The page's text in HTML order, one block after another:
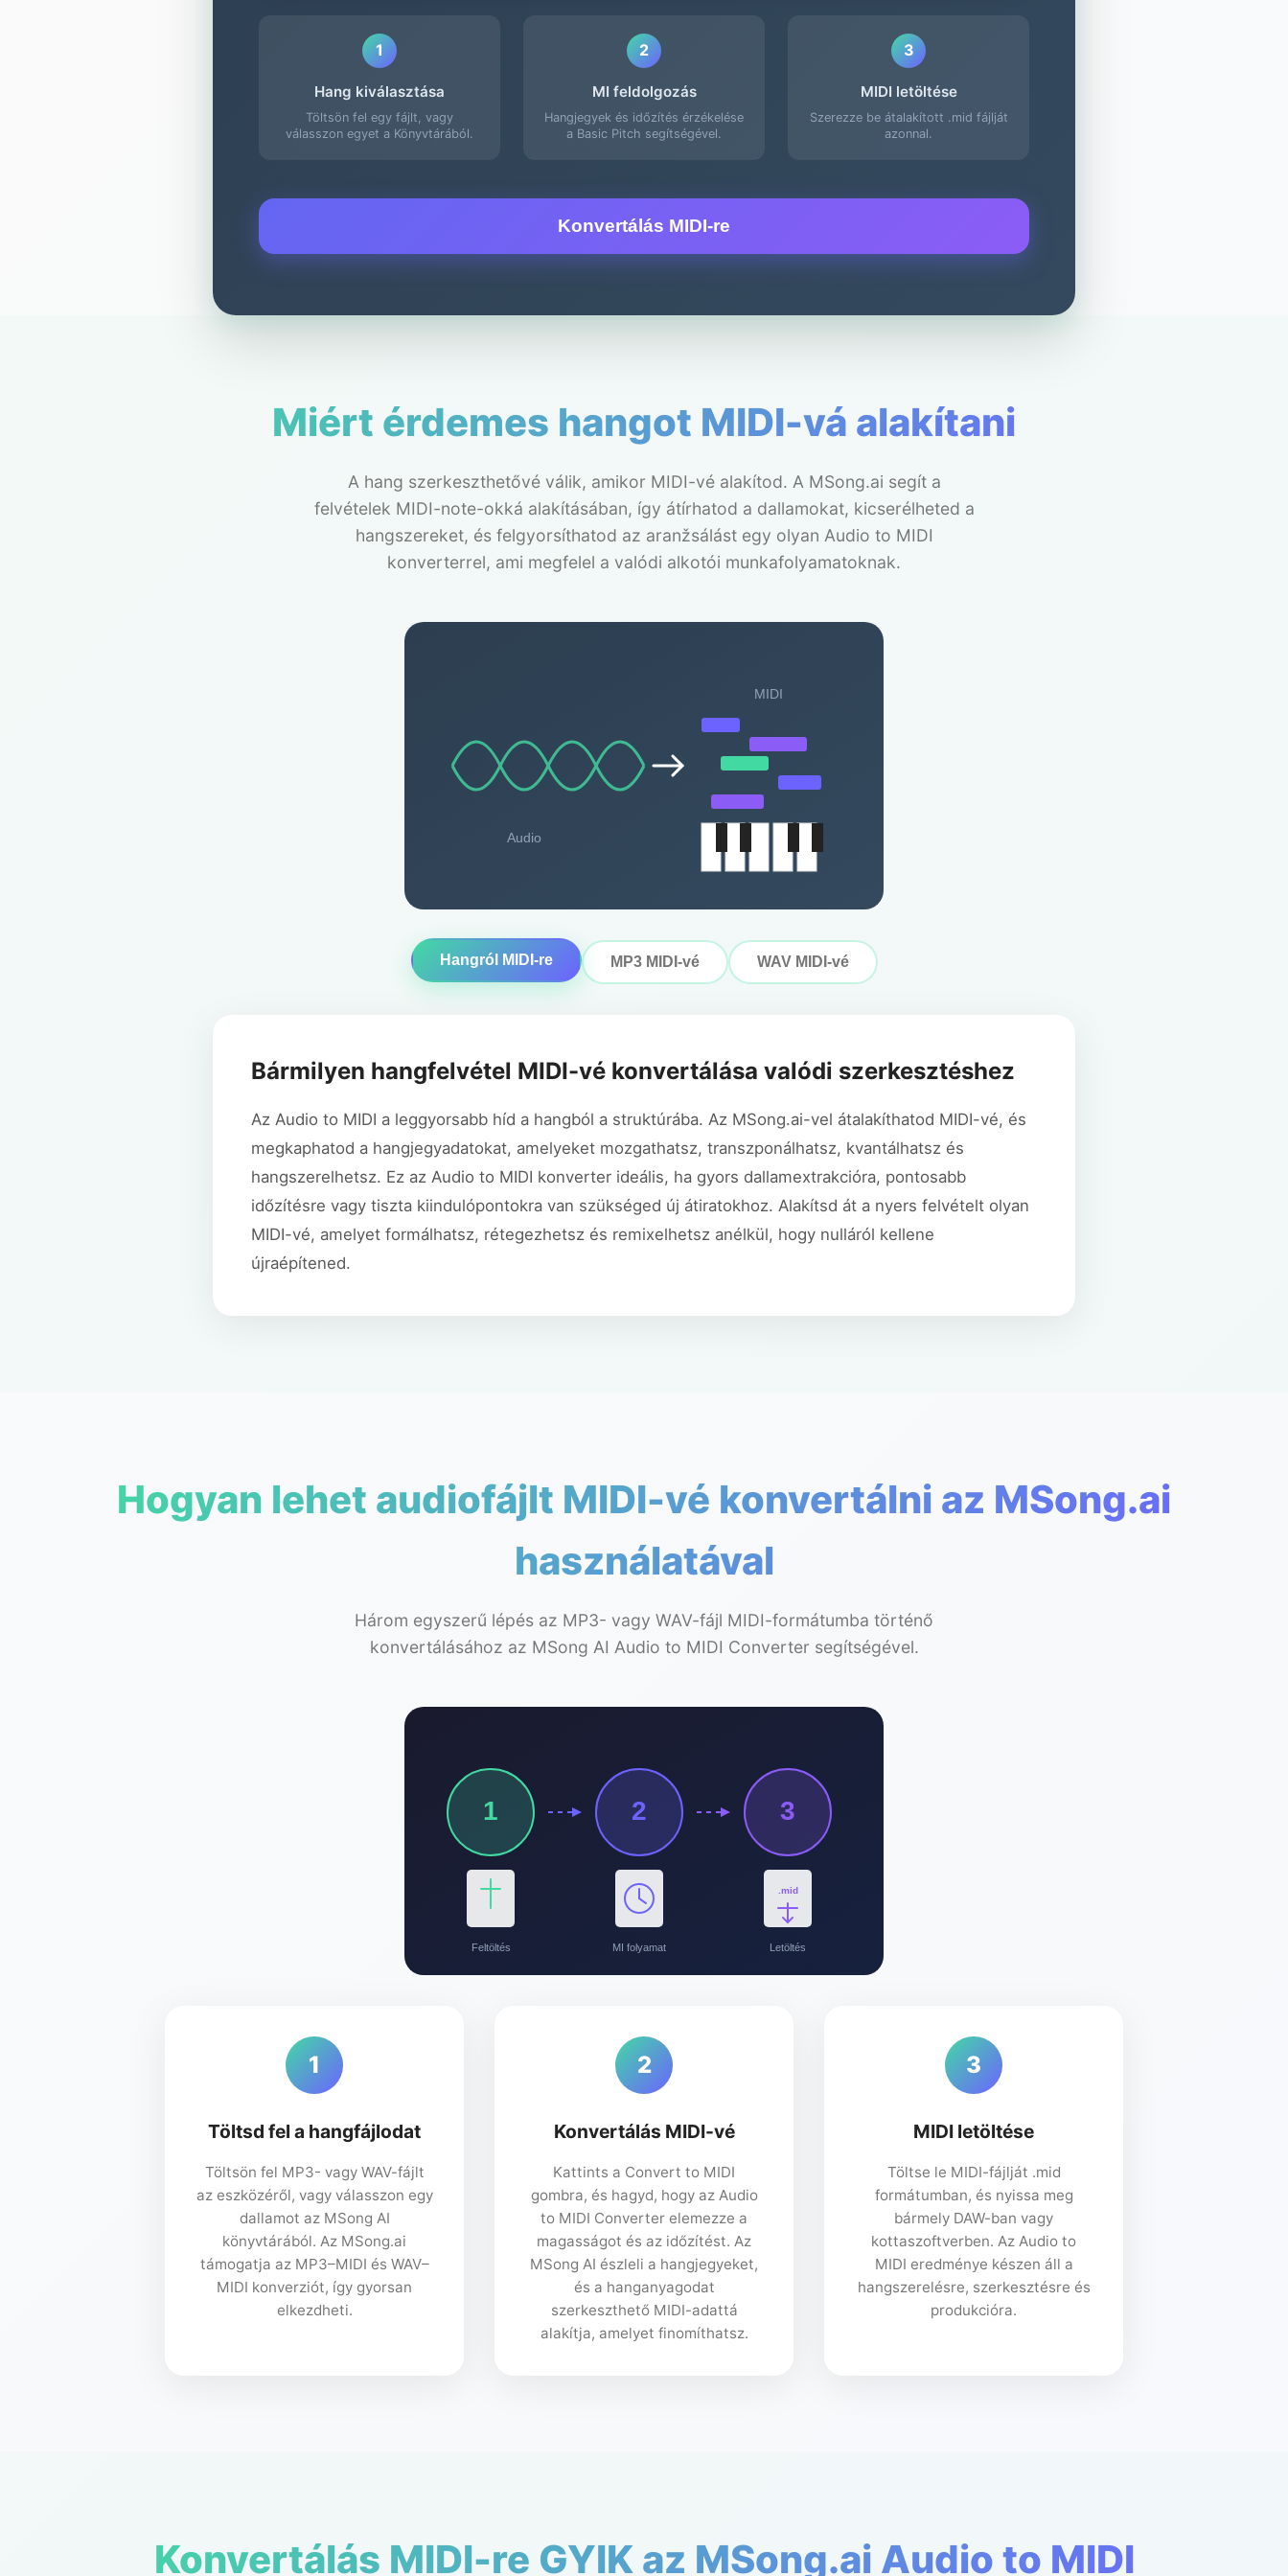
1
Hang kiválasztása
Töltsön fel egy fájlt, vagy
válasszon egyet a Könyvtárából.
2
MI feldolgozás
Hangjegyek és időzítés érzékelése
a Basic Pitch segítségével.
3
MIDI letöltése
Szerezze be átalakított .mid fájlját
azonnal.
Konvertálás MIDI-re
Miért érdemes hangot MIDI-vá alakítani
A hang szerkeszthetővé válik, amikor MIDI-vé alakítod. A MSong.ai segít a
felvételek MIDI-note-okká alakításában, így átírhatod a dallamokat, kicserélheted a
hangszereket, és felgyorsíthatod az aranžsálást egy olyan Audio to MIDI
konverterrel, ami megfelel a valódi alkotói munkafolyamatoknak.
Audio
MIDI
Hangról MIDI-re MP3 MIDI-vé WAV MIDI-vé
Bármilyen hangfelvétel MIDI-vé konvertálása valódi szerkesztéshez
Az Audio to MIDI a leggyorsabb híd a hangból a struktúrába. Az MSong.ai-vel átalakíthatod MIDI-vé, és
megkaphatod a hangjegyadatokat, amelyeket mozgathatsz, transzponálhatsz, kvantálhatsz és
hangszerelhetsz. Ez az Audio to MIDI konverter ideális, ha gyors dallamextrakcióra, pontosabb
időzítésre vagy tiszta kiindulópontokra van szükséged új átiratokhoz. Alakítsd át a nyers felvételt olyan
MIDI-vé, amelyet formálhatsz, rétegezhetsz és remixelhetsz anélkül, hogy nulláról kellene
újraépítened.
Hogyan lehet audiofájlt MIDI-vé konvertálni az MSong.ai
használatával
Három egyszerű lépés az MP3- vagy WAV-fájl MIDI-formátumba történő
konvertálásához az MSong AI Audio to MIDI Converter segítségével.
1
Feltöltés
2
MI folyamat
3
.mid
Letöltés
1
Töltsd fel a hangfájlodat
Töltsön fel MP3- vagy WAV-fájlt
az eszközéről, vagy válasszon egy
dallamot az MSong AI
könyvtárából. Az MSong.ai
támogatja az MP3–MIDI és WAV–
MIDI konverziót, így gyorsan
elkezdheti.
2
Konvertálás MIDI-vé
Kattints a Convert to MIDI
gombra, és hagyd, hogy az Audio
to MIDI Converter elemezze a
magasságot és az időzítést. Az
MSong AI észleli a hangjegyeket,
és a hanganyagodat
szerkeszthető MIDI-adattá
alakítja, amelyet finomíthatsz.
3
MIDI letöltése
Töltse le MIDI-fájlját .mid
formátumban, és nyissa meg
bármely DAW-ban vagy
kottaszoftverben. Az Audio to
MIDI eredménye készen áll a
hangszerelésre, szerkesztésre és
produkcióra.
Konvertálás MIDI-re GYIK az MSong.ai Audio to MIDI